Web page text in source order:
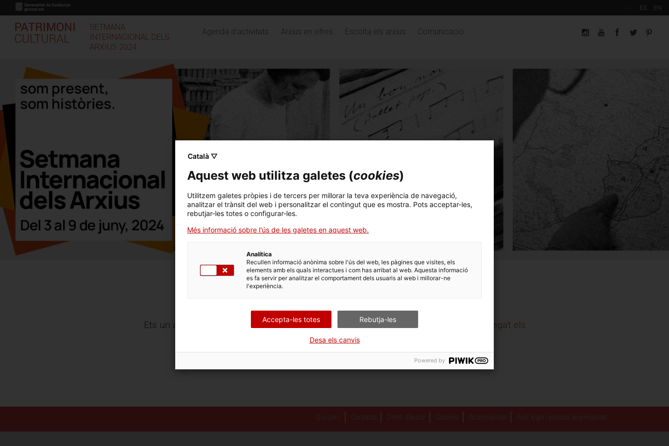
al
contingut
CA ES EN
SETMANA
INTERNACIONAL DELS
ARXIUS 2024
Agenda d'activitats Arxius en xifres Escolta els arxius Comunicació
CAMPANYA GRÀFICA
Ets un arxiu i vols participar en la Setmana Internacional dels Arxius 2023?
Descarrega't els
materials de la campanya
Qui som Contacta Drets d'autor Accessibilitat Avís legal i política de privacitat
Català ▽
Aquest web utilitza galetes (cookies)
Utilitzem galetes pròpies i de tercers per millorar la teva experiència de navegació,
analitzar el trànsit del web i personalitzar el contingut que es mostra. Pots acceptar-les,
rebutjar-les totes o configurar-les.
Més informació sobre l'ús de les galetes en aquest web.
Analítica
Recullen informació anònima sobre l'ús del web, les pàgines que visites, els
elements amb els quals interactues i com has arribat al web. Aquesta informació
es fa servir per analitzar el comportament dels usuaris al web i millorar-ne
l'experiència.
Accepta-les totes Rebutja-les
Desa els canvis
Powered by